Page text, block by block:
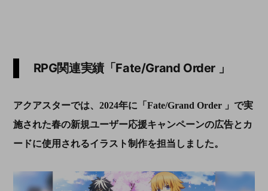
RPG関連実績「Fate/Grand Order 」
アクアスターでは、2024年に「Fate/Grand Order 」で実
施された春の新規ユーザー応援キャンペーンの広告とカ
ードに使用されるイラスト制作を担当しました。